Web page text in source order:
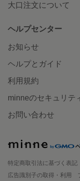
大口注文について
ヘルプセンター
お知らせ
ヘルプとガイド
利用規約
minneのセキュリテ
お問い合わせ
特定商取引法に基づく表記
広告識別子の取得・利用